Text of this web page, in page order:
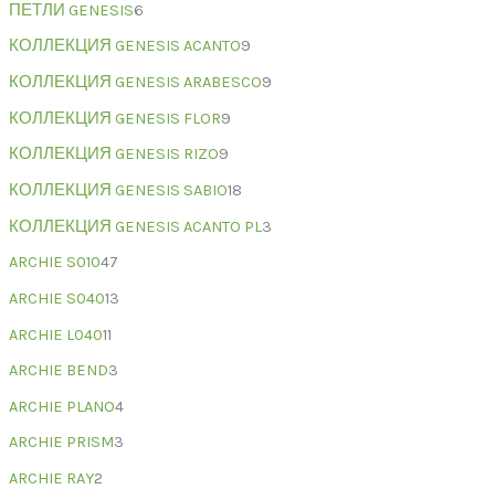
ПЕТЛИ GENESIS6
КОЛЛЕКЦИЯ GENESIS ACANTO9
КОЛЛЕКЦИЯ GENESIS ARABESCO9
КОЛЛЕКЦИЯ GENESIS FLOR9
КОЛЛЕКЦИЯ GENESIS RIZO9
КОЛЛЕКЦИЯ GENESIS SABIO18
КОЛЛЕКЦИЯ GENESIS ACANTO PL3
ARCHIE S01047
ARCHIE S04013
ARCHIE L04011
ARCHIE BEND3
ARCHIE PLANO4
ARCHIE PRISM3
ARCHIE RAY2